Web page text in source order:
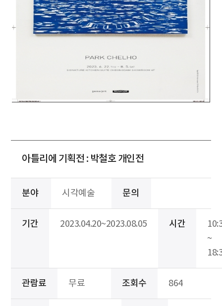
아틀리에 기획전 : 박철호 개인전
분야 시각예술 문의
기간 2023.04.20~2023.08.05 시간
~
관람료 무료 조회수 864